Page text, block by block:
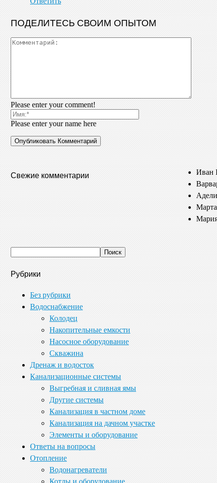
ПОДЕЛИТЕСЬ СВОИМ ОПЫТОМ
Please enter your comment!
Please enter your name here
Свежие комментарии
Иван
Марта
Рубрики
Без рубрики
Водоснабжение
Колодец
Накопительные емкости
Насосное оборудование
Скважина
Дренаж и водосток
Канализационные системы
Выгребная и сливная ямы
Другие системы
Канализация в частном доме
Канализация на дачном участке
Элементы и оборудование
Ответы на вопросы
Отопление
Водонагреватели
Котлы и оборудование